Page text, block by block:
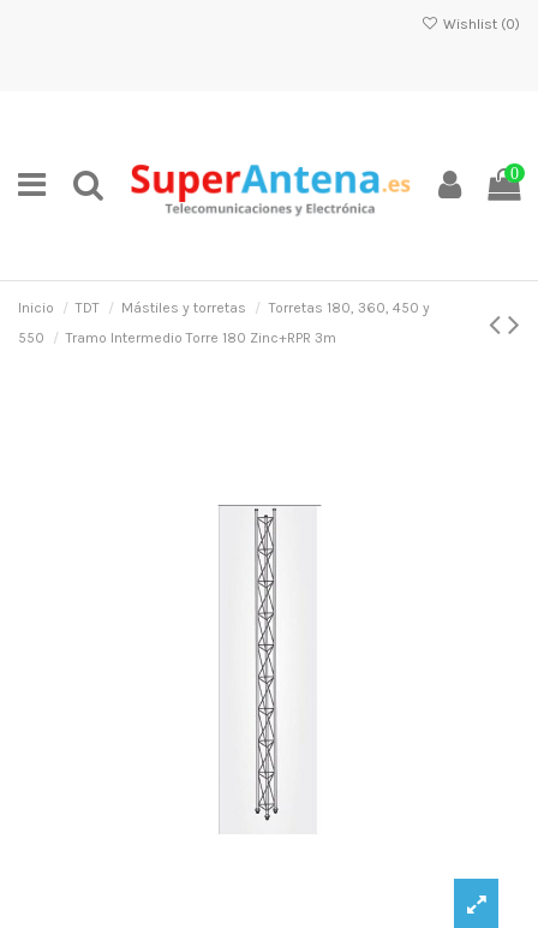
Wishlist (0)
0
Inicio TDT Mástiles y torretas
Torretas 180, 360, 450 y
550
Tramo Intermedio Torre 180 Zinc+RPR 3m